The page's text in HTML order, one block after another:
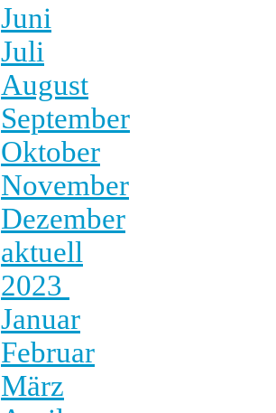
Juni
Juli
August
September
Oktober
November
Dezember
aktuell
2023
Januar
Februar
März